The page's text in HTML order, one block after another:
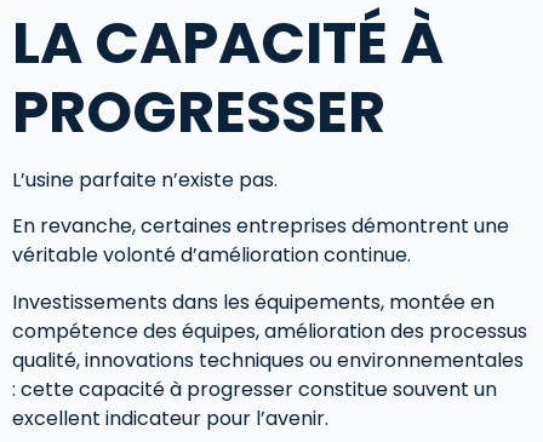
LA CAPACITÉ À
PROGRESSER
L’usine parfaite n’existe pas.
En revanche, certaines entreprises démontrent une
véritable volonté d’amélioration continue.
Investissements dans les équipements, montée en
compétence des équipes, amélioration des processus
qualité, innovations techniques ou environnementales
: cette capacité à progresser constitue souvent un
excellent indicateur pour l’avenir.